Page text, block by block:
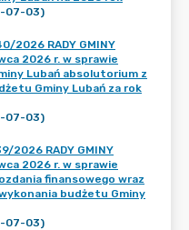
07-03)
2026 RADY GMINY
2026 r. w sprawie
Lubań absolutorium z
Gminy Lubań za rok
07-03)
2026 RADY GMINY
2026 r. w sprawie
finansowego wraz
budżetu Gminy
07-03)